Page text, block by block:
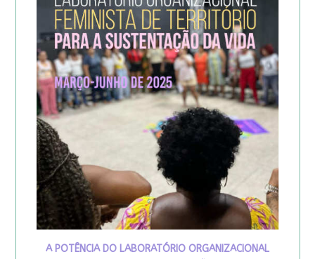
A POTÊNCIA DO LABORATÓRIO ORGANIZACIONAL